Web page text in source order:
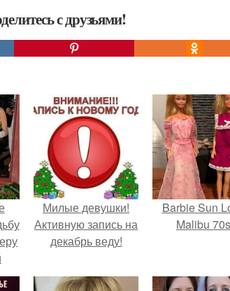
с друзьями!
Милые девушки!
Активную запись на
декабрь веду!
Barbie Sun
Malibu